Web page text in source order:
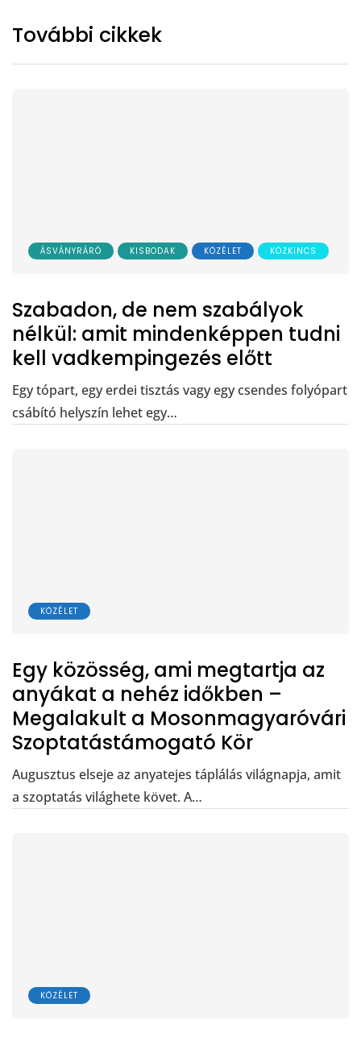
További cikkek
ÁSVÁNYRÁRÓ KISBODAK KÖZÉLET KÖZKINCS
Szabadon, de nem szabályok
nélkül: amit mindenképpen tudni
kell vadkempingezés előtt
Egy tópart, egy erdei tisztás vagy egy csendes folyópart
csábító helyszín lehet egy…
KÖZÉLET
Egy közösség, ami megtartja az
anyákat a nehéz időkben –
Megalakult a Mosonmagyaróvári
Szoptatástámogató Kör
Augusztus elseje az anyatejes táplálás világnapja, amit
a szoptatás világhete követ. A…
KÖZÉLET